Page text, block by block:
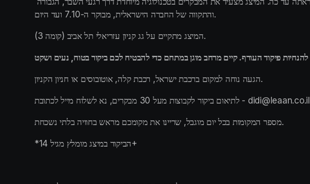
והתקווה של החברה הישראלית, מבוקר ה-7.10 ועד היום.
המיצג מתקיים על גג קניון עזריאלי תל אביב (קומה 3).
הגעה נוחה למקום ברכבת ישראל, רכבת קלה, אוטובוסים או חניון הקניון.
לתיאום ביקור לקבוצות מעל 30 מבקרים, נא לשלוח מייל לכתובת - didi@leaan.co.il
מספר המקומות בכל יום מוגבל, שריינו את מקומכם מראש בחוויה בלתי נשכחת.
*הביקור במיצג מומלץ מגיל 14+